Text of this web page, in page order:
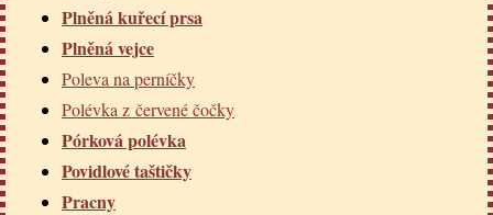
Plněná kuřecí prsa
Plněná vejce
Poleva na perníčky
Polévka z červené čočky
Pórková polévka
Povidlové taštičky
Pracny